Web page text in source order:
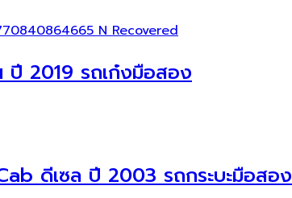
ปี 2019 รถเก๋งมือสอง
ดีเซล ปี 2003 รถกระบะมือสอง